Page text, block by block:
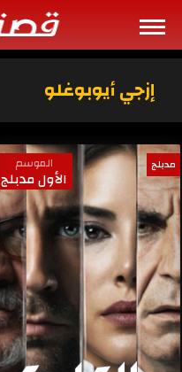
إزجي أيوبوغلو
مدبلج الموسم
الأول مدبلج